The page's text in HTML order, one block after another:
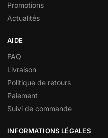
Promotions
Actualités
AIDE
FAQ
Livraison
Politique de retours
Paiement
Suivi de commande
INFORMATIONS LÉGALES